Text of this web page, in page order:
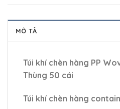
MÔ TẢ
Túi khí chèn hàng PP
Thùng 50 cái
Túi khí chèn hàng